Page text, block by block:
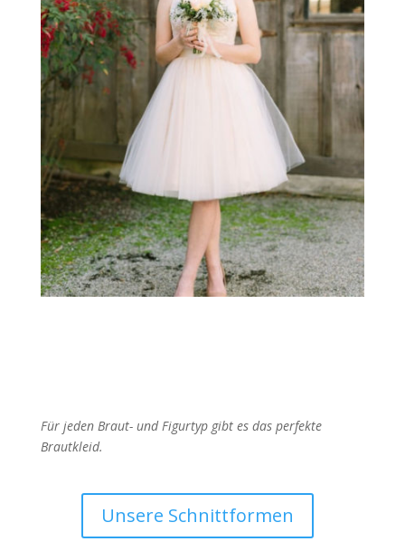
Für jeden Braut- und Figurtyp gibt es das perfekte
Brautkleid.
Unsere Schnittformen